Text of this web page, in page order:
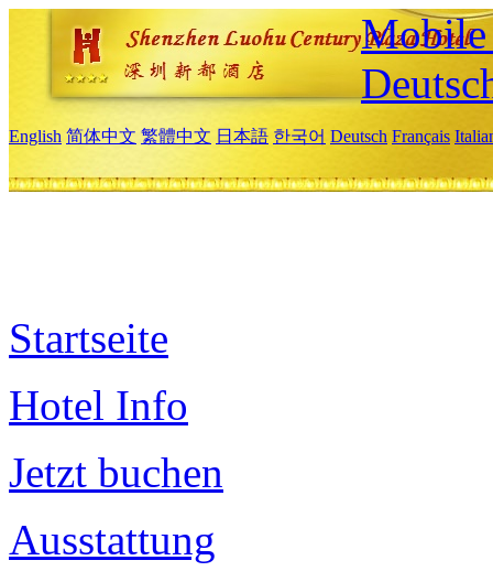
Mobile
English 简体中文 繁體中文 日本語 한국어 Deutsch Français
Startseite
Hotel Info
Jetzt buchen
Ausstattung